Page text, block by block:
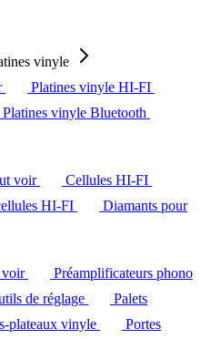
vinyle
Platines vinyle HI-FI
Platines vinyle Bluetooth
voir
Cellules HI-FI
HI-FI
Diamants pour
Préamplificateurs phono
de réglage
Palets
plateaux vinyle
Portes